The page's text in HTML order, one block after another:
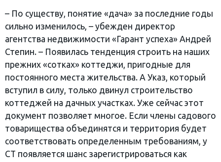
– По существу, понятие «дача» за последние годы
сильно изменилось, – убежден директор
агентства недвижимости «Гарант успеха» Андрей
Степин. – Появилась тенденция строить на наших
прежних «сотках» коттеджи, пригодные для
постоянного места жительства. А Указ, который
вступил в силу, только двинул строительство
коттеджей на дачных участках. Уже сейчас этот
документ позволяет многое. Если члены садового
товарищества объединятся и территория будет
соответствовать определенным требованиям, у
СТ появляется шанс зарегистрироваться как